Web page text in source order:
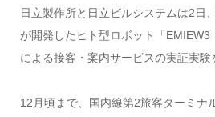
日立製作所と日立ビルシステムは2日
が開発したヒト型ロボット「EMIEW3
による接客・案内サービスの実証実験
12月頃まで、国内線第2旅客ターミナ